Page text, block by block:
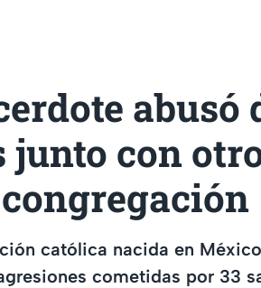
abusó
junto con
católica nacida en
cometidas por 33